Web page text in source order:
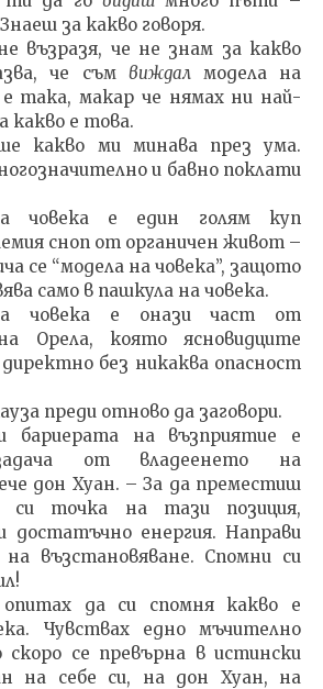
за какво говоря.
възразя, че не знам за какво
че съмвиждал модела на
е така, макар че нямах ни най-
какво е това.
какво ми минава през ума.
и бавно поклати
човека е един голям куп
сноп от органичен живот –
се “модела на човека”, защото
само в пашкула на човека.
човека е онази част от
Орела, която ясновидците
директно без никаква опасност
преди отново да заговори.
бариерата на възприятие е
от владеенето на
дон Хуан. – За да преместиш
си точка на тази позиция,
достатъчно енергия. Направи
възстановяване. Спомни си
опитах да си спомня какво е
Чувствах едно мъчително
скоро се превърна в истински
на себе си, на дон Хуан, на